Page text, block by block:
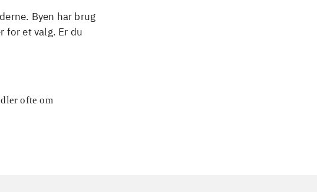
Byen har brug
for et valg. Er du
ofte om